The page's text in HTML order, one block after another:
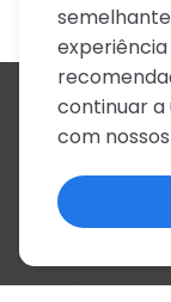
A
B C D
N
O P
© 2022,
continuar a
com nossos